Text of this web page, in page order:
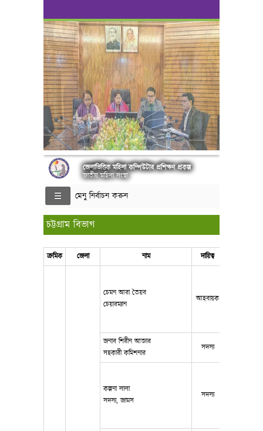
জেলাভিত্তিক মহিলা কম্পিউটার প্রশিক্ষণ প্রকল্প
জাতীয় মহিলা সংস্থা
মেনু নির্বাচন করুন
চট্টগ্রাম বিভাগ
ক্রমিক জেলা নাম দায়িত্ব
চেমন আরা তৈয়ব
চেয়ারম্যান
আহবায়ক
জনাব শিরীন আক্তার
সহকারী কমিশনার
সদস্য
কল্পনা লালা
সদস্য, জামস
সদস্য